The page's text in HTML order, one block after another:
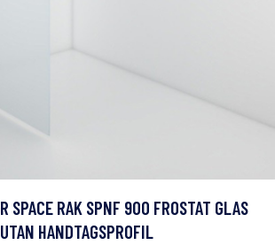
SPACE RAK SPNF 900 FROSTAT GLAS
UTAN HANDTAGSPROFIL